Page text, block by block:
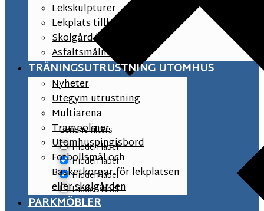
Generic filters
Hidden label
Hidden label
Hidden label
Hidden label
Lekskulpturer
Lekplats tillbehör
Skolgård lekutrustning
Asfaltsmålningar
TRÄNINGSUTRUSTNING UTOMHUS
Nyheter
Utegym utrustning
Multiarena
Trampoliner
Utomhuspingisbord
Fotbollsmål och
Basketkorgar för lekplatsen
eller skolgården
PARKMÖBLER